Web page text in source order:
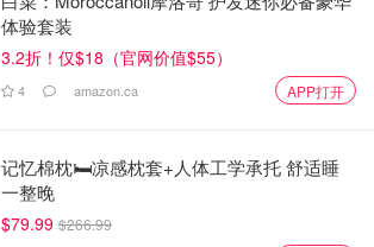
体验套装
3.2折！仅$18（官网价值$55）
4 amazon.ca APP打开
记忆棉枕🛏️凉感枕套+人体工学承托 舒适睡
一整晚
$79.99 $266.99